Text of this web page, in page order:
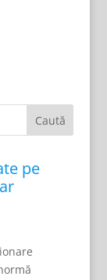
pe